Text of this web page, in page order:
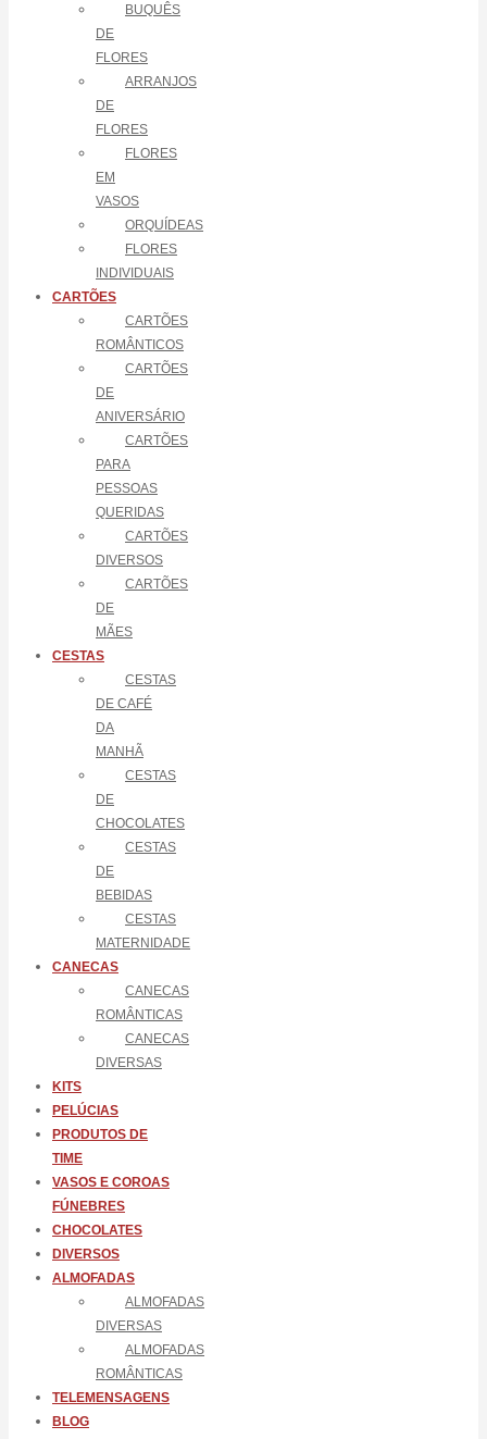
BUQUÊS
DE
FLORES
ARRANJOS
DE
FLORES
FLORES
EM
VASOS
ORQUÍDEAS
FLORES
INDIVIDUAIS
CARTÕES
CARTÕES
ROMÂNTICOS
CARTÕES
DE
ANIVERSÁRIO
CARTÕES
PARA
PESSOAS
QUERIDAS
CARTÕES
DIVERSOS
CARTÕES
DE
MÃES
CESTAS
CESTAS
DE CAFÉ
DA
MANHÃ
CESTAS
DE
CHOCOLATES
CESTAS
DE
BEBIDAS
CESTAS
MATERNIDADE
CANECAS
CANECAS
ROMÂNTICAS
CANECAS
DIVERSAS
KITS
PELÚCIAS
PRODUTOS DE
TIME
VASOS E COROAS
FÚNEBRES
CHOCOLATES
DIVERSOS
ALMOFADAS
ALMOFADAS
DIVERSAS
ALMOFADAS
ROMÂNTICAS
TELEMENSAGENS
BLOG